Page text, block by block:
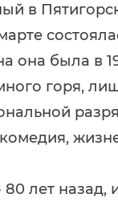
в
она была в
горя,
лет назад,